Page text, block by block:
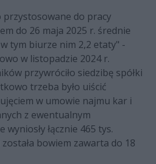
przystosowane do pracy
do 26 maja 2025 r. średnie
tym biurze nim 2,2 etaty" -
w listopadzie 2024 r.
przywróciło siedzibę spółki
trzeba było uiścić
w umowie najmu kar i
z ewentualnym
łącznie 465 tys.
bowiem zawarta do 18